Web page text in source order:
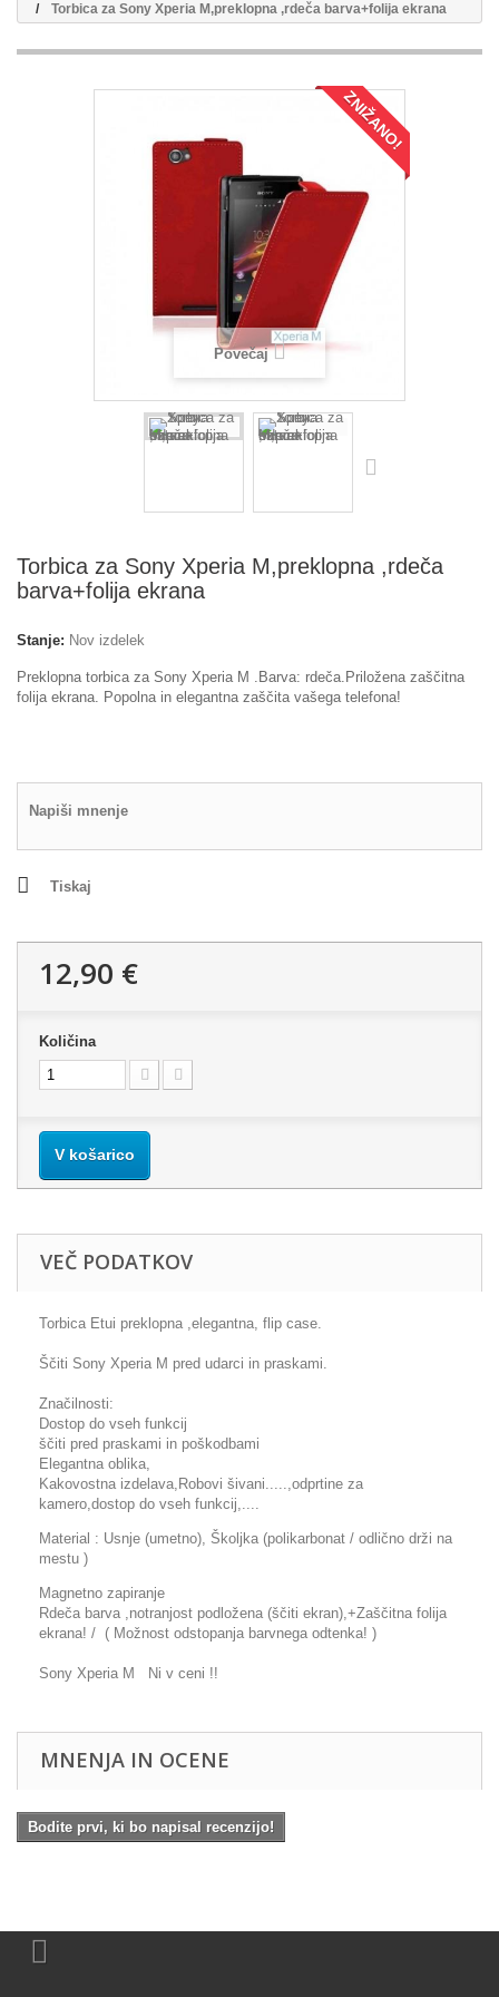
Torbica za Sony Xperia M,preklopna ,rdeča barva+folija ekrana
ZNIŽANO!
Povečaj
Torbica za Sony Xperia M,preklopna ,rdeča
barva+folija ekrana
Stanje: Nov izdelek
Preklopna torbica za Sony Xperia M .Barva: rdeča.Priložena zaščitna
folija ekrana. Popolna in elegantna zaščita vašega telefona!
Napiši mnenje
Tiskaj
12,90 €
Količina
V košarico
VEČ PODATKOV
Torbica Etui preklopna ,elegantna, flip case.
Ščiti Sony Xperia M pred udarci in praskami.
Značilnosti:
Dostop do vseh funkcij
ščiti pred praskami in poškodbami
Elegantna oblika,
Kakovostna izdelava,Robovi šivani.....,odprtine za
kamero,dostop do vseh funkcij,....
Material : Usnje (umetno), Školjka (polikarbonat / odlično drži na
mestu )
Magnetno zapiranje
Rdeča barva ,notranjost podložena (ščiti ekran),+Zaščitna folija
ekrana! / ( Možnost odstopanja barvnega odtenka! )
Sony Xperia M Ni v ceni !!
MNENJA IN OCENE
Bodite prvi, ki bo napisal recenzijo!